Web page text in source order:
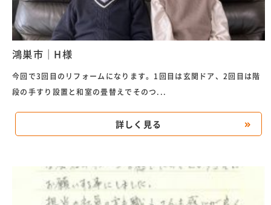
鴻巣市｜H様
今回で3回目のリフォームになります。1回目は玄関ドア、2回目は階
段の手すり設置と和室の畳替えでそのつ...
詳しく見る